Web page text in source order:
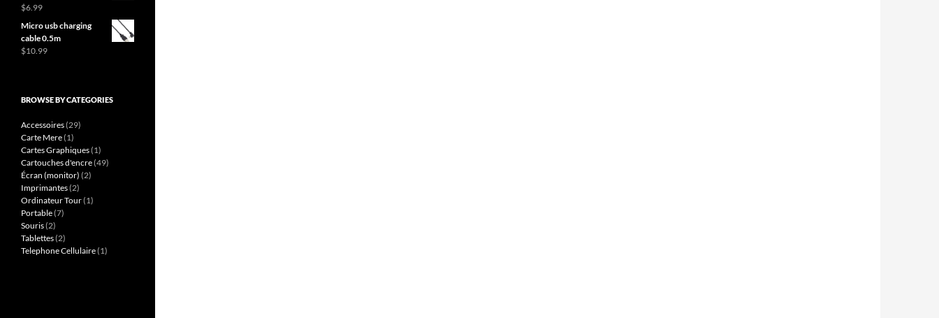
$6.99
Micro usb charging
cable 0.5m
$10.99
BROWSE BY CATEGORIES
Accessoires(29)
Carte Mere(1)
Cartes Graphiques(1)
Cartouches d'encre(49)
Écran (monitor) (2)
Imprimantes(2)
Ordinateur Tour(1)
Portable(7)
Souris(2)
Tablettes(2)
Telephone Cellulaire(1)